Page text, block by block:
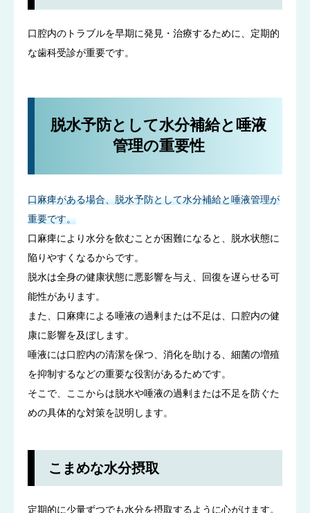
口腔内のトラブルを早期に発見・治療するために、定期的
な歯科受診が重要です。
脱水予防として水分補給と唾液
管理の重要性
口麻痺がある場合、脱水予防として水分補給と唾液管理が
重要です。
口麻痺により水分を飲むことが困難になると、脱水状態に
陥りやすくなるからです。
脱水は全身の健康状態に悪影響を与え、回復を遅らせる可
能性があります。
また、口麻痺による唾液の過剰または不足は、口腔内の健
康に影響を及ぼします。
唾液には口腔内の清潔を保つ、消化を助ける、細菌の増殖
を抑制するなどの重要な役割があるためです。
そこで、ここからは脱水や唾液の過剰または不足を防ぐた
めの具体的な対策を説明します。
こまめな水分摂取
定期的に少量ずつでも水分を摂取するように心がけます。